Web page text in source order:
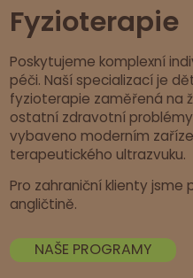
Fyzioterapie
Poskytujeme komplexní
péči. Naší specializací je
fyzioterapie zaměřená na
ostatní zdravotní
vybaveno moderním
terapeutického ultrazvuku.
Pro zahraniční klienty jsme
angličtině.
NAŠE PROGRAMY